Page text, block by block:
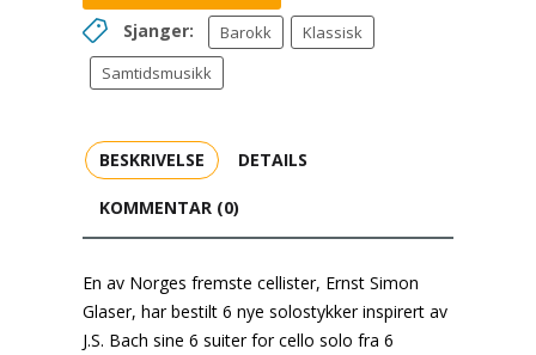
Sjanger:
Barokk
Klassisk
Samtidsmusikk
BESKRIVELSE DETAILS
KOMMENTAR (0)
En av Norges fremste cellister, Ernst Simon
Glaser, har bestilt 6 nye solostykker inspirert av
J.S. Bach sine 6 suiter for cello solo fra 6